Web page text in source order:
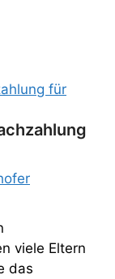
viele Eltern
das